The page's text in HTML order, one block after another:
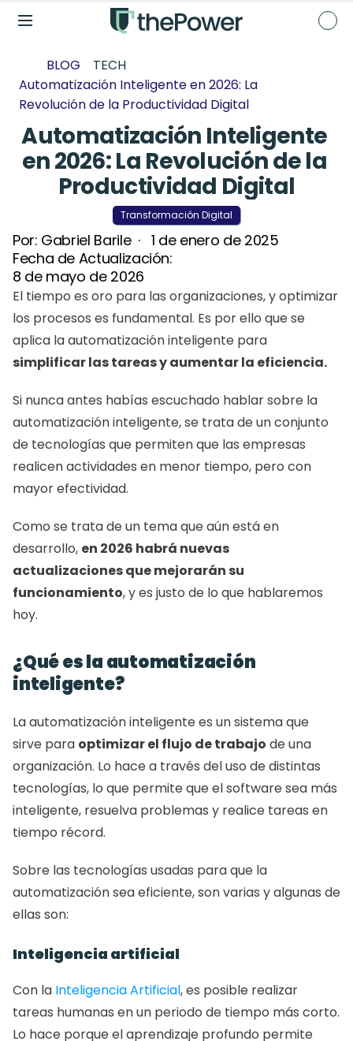
BLOG
TECH
Automatización Inteligente en 2026: La
Revolución de la Productividad Digital
Automatización Inteligente
en 2026: La Revolución de la
Productividad Digital
Transformación Digital
Por: Gabriel Barile
  ·
1 de enero de 2025
Fecha de Actualización:
8 de mayo de 2026
El tiempo es oro para las organizaciones, y optimizar
los procesos es fundamental. Es por ello que se
simplificar las tareas y aumentar la eficiencia.
Si nunca antes habías escuchado hablar sobre la
automatización inteligente, se trata de un conjunto
de tecnologías que permiten que las empresas
realicen actividades en menor tiempo, pero con
mayor efectividad.
Como se trata de un tema que aún está en
desarrollo, en 2026 habrá nuevas
actualizaciones que mejorarán su
funcionamiento, y es justo de lo que hablaremos
hoy.
¿Qué es la automatización
inteligente?
La automatización inteligente es un sistema que
sirve para optimizar el flujo de trabajo de una
organización. Lo hace a través del uso de distintas
tecnologías, lo que permite que el software sea más
inteligente, resuelva problemas y realice tareas en
tiempo récord.
Sobre las tecnologías usadas para que la
automatización sea eficiente, son varias y algunas de
ellas son:
Inteligencia artificial
Con la Inteligencia Artificial, es posible realizar
tareas humanas en un periodo de tiempo más corto.
Lo hace porque el aprendizaje profundo permite